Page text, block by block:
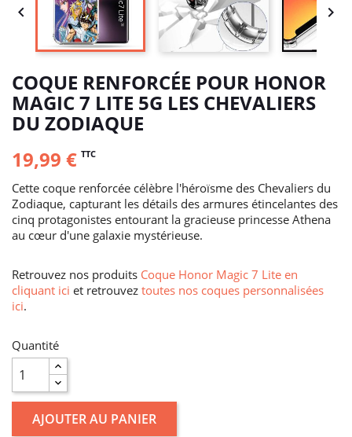
 
COQUE RENFORCÉE POUR HONOR
MAGIC 7 LITE 5G LES CHEVALIERS
DU ZODIAQUE
19,99 € TTC
Cette coque renforcée célèbre l'héroïsme des Chevaliers du
Zodiaque, capturant les détails des armures étincelantes des
cinq protagonistes entourant la gracieuse princesse Athena
au cœur d'une galaxie mystérieuse.
Retrouvez nos produits Coque Honor Magic 7 Lite en
cliquant ici et retrouvez toutes nos coques personnalisées
ici.
Quantité
AJOUTER AU PANIER